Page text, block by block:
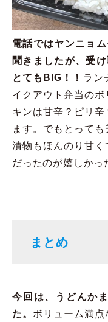
電話ではヤンニョ
聞きましたが、受
とてもBIG！！ ラン
イクアウト弁当の
キンは甘辛？ピリ
ます。でもとって
漬物もほんのり甘
だったのが嬉しかっ
まとめ
今回は、うどんか
た。 ボリューム満点